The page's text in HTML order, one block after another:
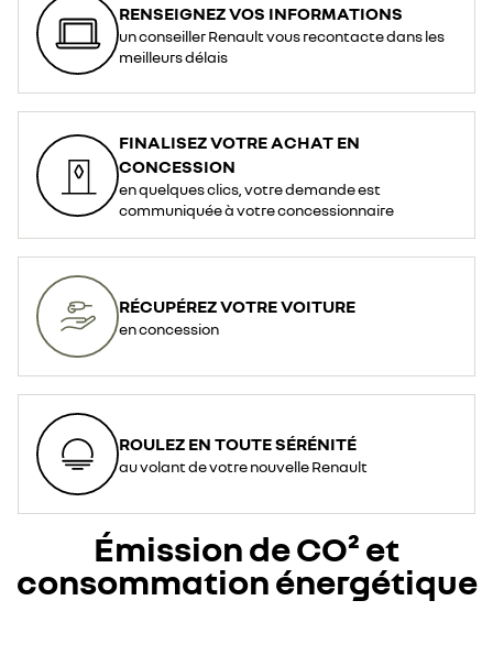
RENSEIGNEZ VOS INFORMATIONS
un conseiller Renault vous recontacte dans les
meilleurs délais
FINALISEZ VOTRE ACHAT EN
CONCESSION
en quelques clics, votre demande est
communiquée à votre concessionnaire
RÉCUPÉREZ VOTRE VOITURE
en concession
ROULEZ EN TOUTE SÉRÉNITÉ
au volant de votre nouvelle Renault
Émission de CO² et
consommation énergétique